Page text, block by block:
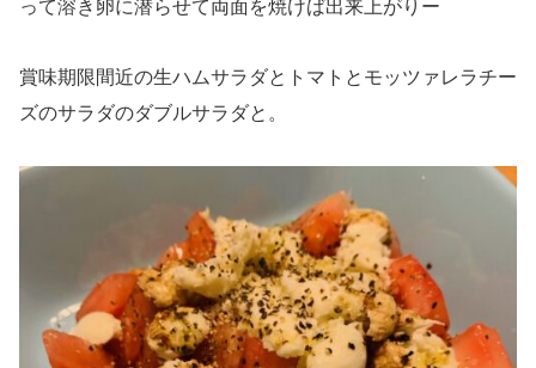
って溶き卵に潜らせて両面を焼けば出来上がりー
賞味期限間近の生ハムサラダとトマトとモッツァレラチー
ズのサラダのダブルサラダと。